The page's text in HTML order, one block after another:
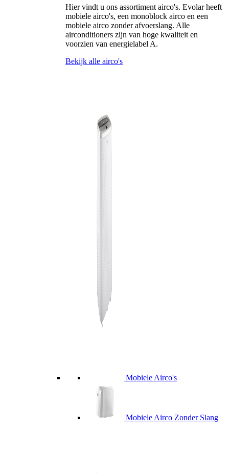
Hier vindt u ons assortiment airco's. Evolar heeft
mobiele airco's, een monoblock airco en een
mobiele airco zonder afvoerslang. Alle
airconditioners zijn van hoge kwaliteit en
voorzien van energielabel A.
Bekijk alle airco's
Mobiele Airco's
Mobiele Airco Zonder Slang